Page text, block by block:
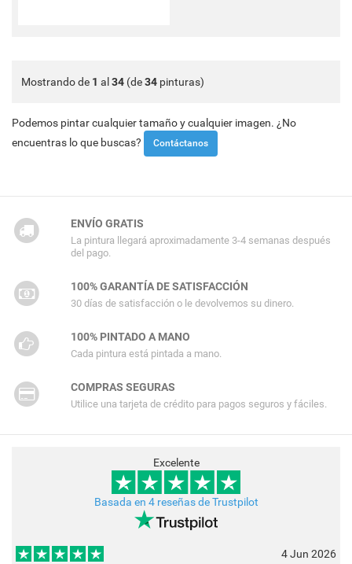
Mostrando de 1 al34 (de34 pinturas)
Podemos pintar cualquier tamaño y cualquier imagen. ¿No
encuentras lo que buscas?
Contáctanos
ENVÍO GRATIS
La pintura llegará aproximadamente 3-4 semanas después
del pago.
100% GARANTÍA DE SATISFACCIÓN
30 días de satisfacción o le devolvemos su dinero.
100% PINTADO A MANO
Cada pintura está pintada a mano.
COMPRAS SEGURAS
Utilice una tarjeta de crédito para pagos seguros y fáciles.
Excelente
Basada en 4 reseñas de Trustpilot
4 Jun 2026